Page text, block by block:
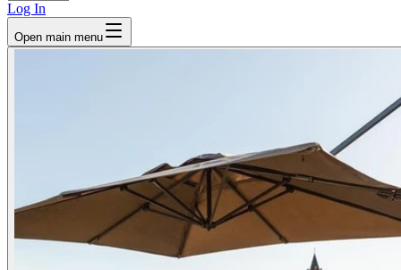
Log In
Open main menu